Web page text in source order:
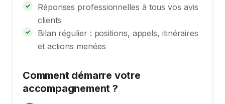
Réponses professionnelles à tous vos avis
clients
Bilan régulier : positions, appels, itinéraires
et actions menées
Comment démarre votre
accompagnement ?